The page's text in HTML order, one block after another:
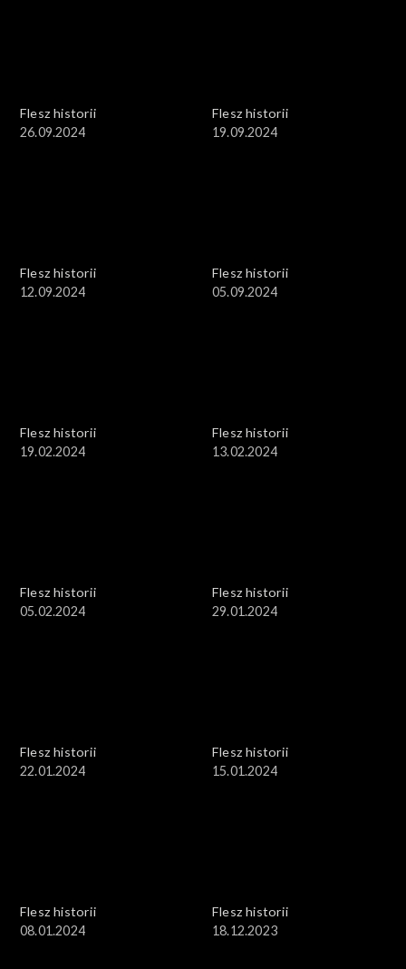
Flesz historii
26.09.2024
Flesz historii
19.09.2024
Flesz historii
12.09.2024
Flesz historii
05.09.2024
Flesz historii
19.02.2024
Flesz historii
13.02.2024
Flesz historii
05.02.2024
Flesz historii
29.01.2024
Flesz historii
22.01.2024
Flesz historii
15.01.2024
Flesz historii
08.01.2024
Flesz historii
18.12.2023